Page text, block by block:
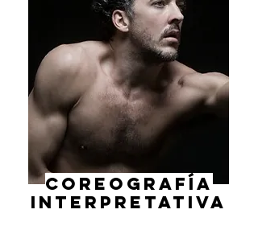
Coreografía
interpretativa